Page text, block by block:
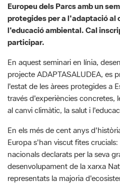
participar.
En aquest seminari en línia,
projecte ADAPTASALUDEA, es
l'estat de les àrees protegides a
través d'experiències concretes,
al canvi climàtic, la salut i
En els més de cent anys
Europa s'han viscut fites
desenvolupament de la xarxa
representats la majoria
les últimes dècades hem après
és essencial per respondre amb
del canvi climàtic. També sabem